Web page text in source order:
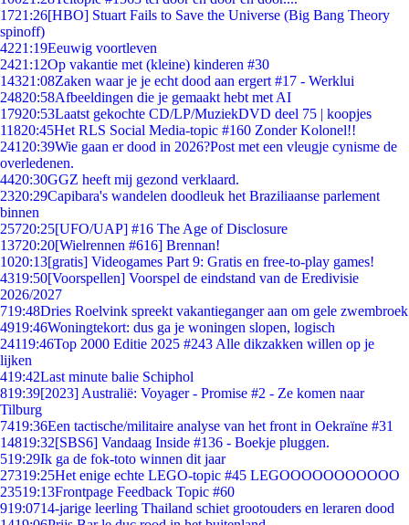
1721:26[HBO] Stuart Fails to Save the Universe (Big Bang Theory
spinoff)
4221:19Eeuwig voortleven
2421:12Op vakantie met (kleine) kinderen #30
14321:08Zaken waar je je echt dood aan ergert #17 - Werklui
24820:58Afbeeldingen die je gemaakt hebt met AI
17920:53Laatst gekochte CD/LP/MuziekDVD deel 75 | koopjes
11820:45Het RLS Social Media-topic #160 Zonder Kolonel!!
241 20:39Wie gaan er dood in 2026?Post met een vleugje cynisme de
overledenen.
4420:30GGZ heeft mij gezond verklaard.
2320:29Capibara's wandelen doodleuk het Braziliaanse parlement
binnen
25720:25[UFO/UAP] #16 The Age of Disclosure
13720:20[Wielrennen #616] Brennan!
1020:13[gratis] Videogames Part 9: Gratis en free-to-play games!
4319:50[Voorspellen] Voorspel de eindstand van de Eredivisie
2026/2027
719:48Dries Roelvink spreekt vakantieganger aan om gele zwembroek
4919:46Woningtekort: dus ga je woningen slopen, logisch
24119:46Top 2000 Editie 2025 #243 Alle dikzakken willen op je
lijken
419:42Last minute balie Schiphol
819:39[2023] Australië: Voyager - Promise #2 - Ze komen naar
Tilburg
7419:36Een tactische/militaire analyse van het front in Oekraïne #31
14819:32[SBS6] Vandaag Inside #136 - Boekje pluggen.
519:29Ik ga de fok-toto winnen dit jaar
27319:25Het enige echte LEGO-topic #45 LEGOOOOOOOOOOO
23519:13Frontpage Feedback Topic #60
919:0714-jarige leerling Thailand schiet grootouders en leraren dood